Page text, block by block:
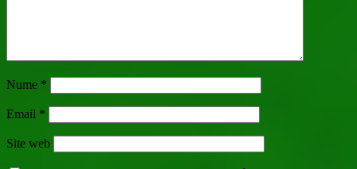
Nume *
Email *
Site web